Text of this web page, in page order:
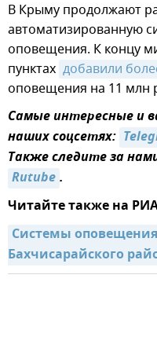
В Крыму продолжают
автоматизированную
оповещения. К концу
пунктах добавили
оповещения на 11 млн
Самые интересные и
наших соцсетях:
Также следите за
Rutube.
Читайте также на
Системы оповещения
Бахчисарайского